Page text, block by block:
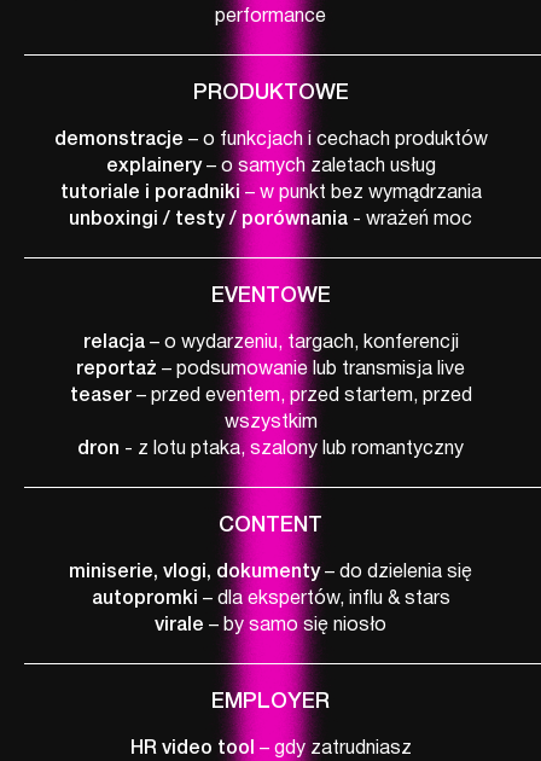
performance
PRODUKTOWE
demonstracje – o funkcjach i cechach produktów
explainery– o samych zaletach usług
tutoriale i poradniki – w punkt bez wymądrzania
unboxingi / testy / porównania - wrażeń moc
EVENTOWE
relacja– o wydarzeniu, targach, konferencji
reportaż – podsumowanie lub transmisja live
teaser– przed eventem, przed startem, przed
wszystkim
dron - z lotu ptaka, szalony lub romantyczny
CONTENT
miniserie, vlogi, dokumenty– do dzielenia się
autopromki – dla ekspertów, influ & stars
virale – by samo się niosło
EMPLOYER
HR video tool
– gdy zatrudniasz